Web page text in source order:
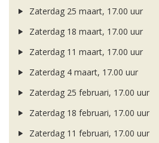
Zaterdag 25 maart, 17.00 uur
Zaterdag 18 maart, 17.00 uur
Zaterdag 11 maart, 17.00 uur
Zaterdag 4 maart, 17.00 uur
Zaterdag 25 februari, 17.00 uur
Zaterdag 18 februari, 17.00 uur
Zaterdag 11 februari, 17.00 uur